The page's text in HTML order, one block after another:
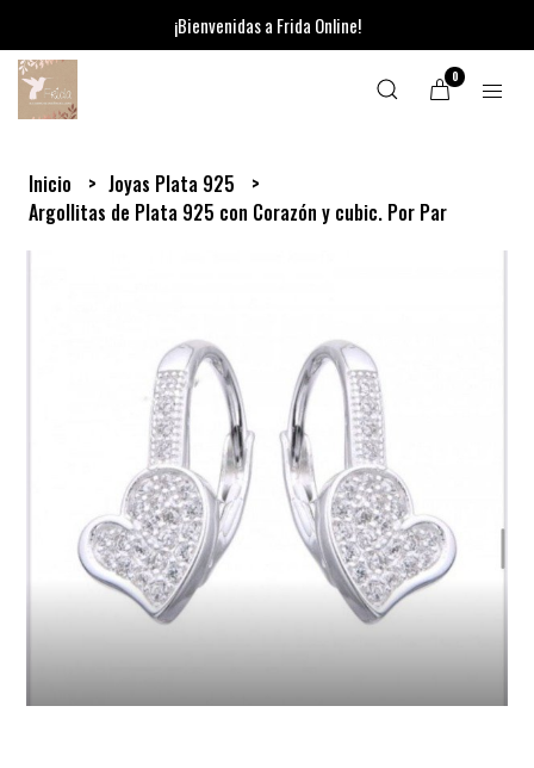
¡Bienvenidas a Frida Online!
0
Inicio
Joyas Plata 925
Argollitas de Plata 925 con Corazón y cubic. Por Par